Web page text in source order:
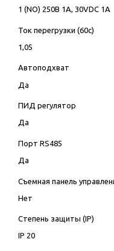
1 (NO) 250В 1А, 30VDC 1А
Ток перегрузки (60с)
1,05
Автоподхват
Да
ПИД регулятор
Да
Порт RS485
Да
Съемная панель
Нет
Степень защиты (IP)
IP 20